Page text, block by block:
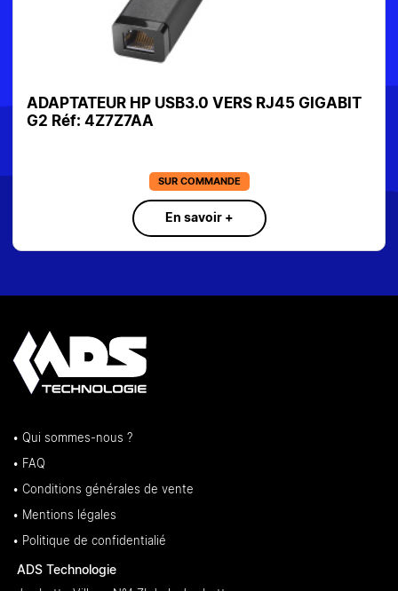
ADAPTATEUR HP USB3.0 VERS RJ45 GIGABIT
G2 Réf: 4Z7Z7AA
SUR COMMANDE
En savoir +
• Qui sommes-nous ?
• FAQ
• Conditions générales de vente
• Mentions légales
• Politique de confidentialié
ADS Technologie